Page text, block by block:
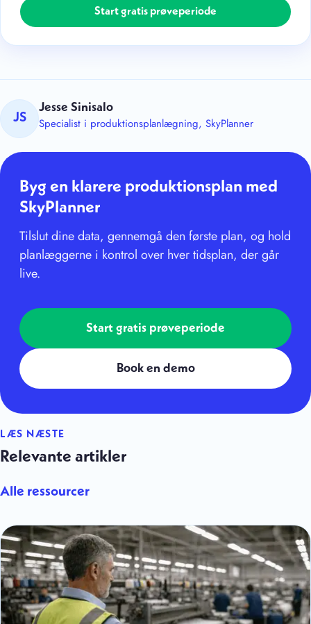
Start gratis prøveperiode
JS
Jesse Sinisalo
Specialist i produktionsplanlægning, SkyPlanner
Byg en klarere produktionsplan med
SkyPlanner
Tilslut dine data, gennemgå den første plan, og hold
planlæggerne i kontrol over hver tidsplan, der går
live.
Start gratis prøveperiode
Book en demo
LÆS NÆSTE
Relevante artikler
Alle ressourcer